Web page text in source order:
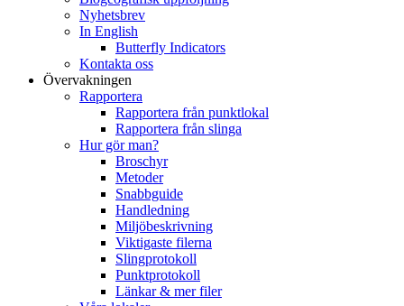
Nyhetsbrev
In English
Butterfly Indicators
Kontakta oss
Övervakningen
Rapportera
Rapportera från punktlokal
Rapportera från slinga
Hur gör man?
Broschyr
Metoder
Snabbguide
Handledning
Miljöbeskrivning
Viktigaste filerna
Slingprotokoll
Punktprotokoll
Länkar & mer filer